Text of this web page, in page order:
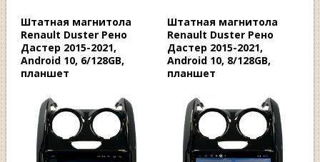
Штатная магнитола
Renault Duster Рено
Дастер 2015-2021,
Android 10, 6/128GB,
планшет
Штатная магнитола
Renault Duster Рено
Дастер 2015-2021,
Android 10, 8/128GB,
планшет